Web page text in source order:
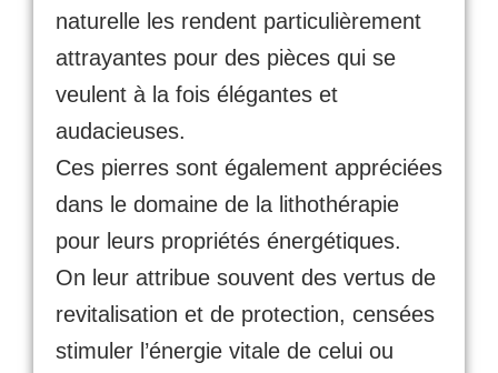
naturelle les rendent particulièrement
attrayantes pour des pièces qui se
veulent à la fois élégantes et
audacieuses.
Ces pierres sont également appréciées
dans le domaine de la lithothérapie
pour leurs propriétés énergétiques.
On leur attribue souvent des vertus de
revitalisation et de protection, censées
stimuler l’énergie vitale de celui ou